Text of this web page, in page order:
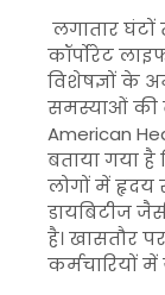
लगातार
कॉर्पोरेट
विशेषज्ञों के
समस्याओं की
American
बताया गया
लोगों में हृदय
डायबिटीज
है। खासतौर
कर्मचारियों